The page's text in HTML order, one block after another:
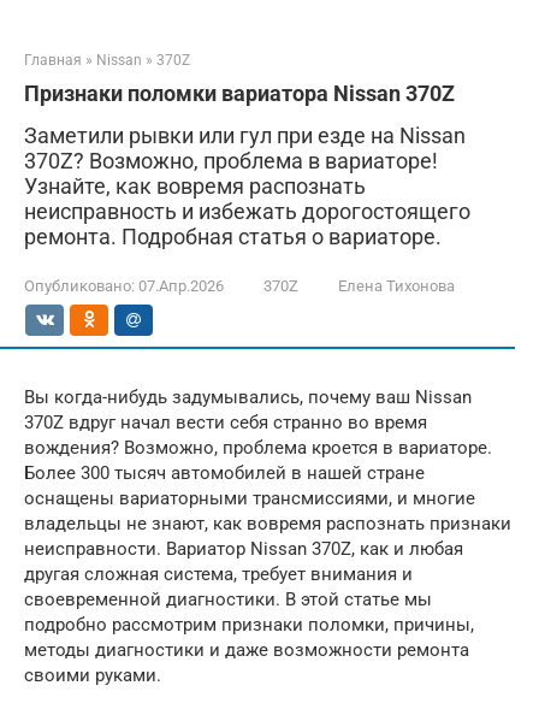
Главная » Nissan » 370Z
Признаки поломки вариатора Nissan 370Z
Заметили рывки или гул при езде на Nissan
370Z? Возможно, проблема в вариаторе!
Узнайте, как вовремя распознать
неисправность и избежать дорогостоящего
ремонта. Подробная статья о вариаторе.
Опубликовано: 07.Апр.2026 370Z Елена Тихонова
Вы когда-нибудь задумывались, почему ваш Nissan
370Z вдруг начал вести себя странно во время
вождения? Возможно, проблема кроется в вариаторе.
Более 300 тысяч автомобилей в нашей стране
оснащены вариаторными трансмиссиями, и многие
владельцы не знают, как вовремя распознать признаки
неисправности. Вариатор Nissan 370Z, как и любая
другая сложная система, требует внимания и
своевременной диагностики. В этой статье мы
подробно рассмотрим признаки поломки, причины,
методы диагностики и даже возможности ремонта
своими руками.